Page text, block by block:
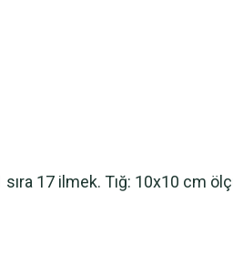
17 ilmek. Tığ: 10x10 cm